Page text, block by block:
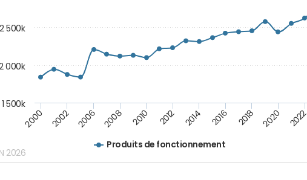
Produits de fonctionnement
2000 2002 2006 2008 2010 2012 2014 2016 2018 2020 2022
2 000k
2 500k
1 500k
2026